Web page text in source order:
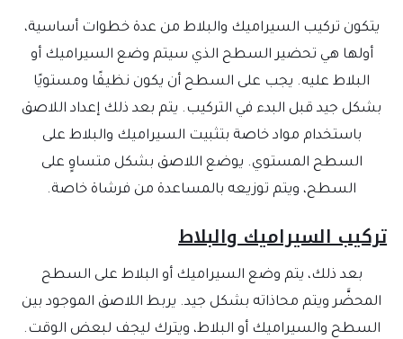
يتكون تركيب السيراميك والبلاط من عدة خطوات أساسية،
أولها هي تحضير السطح الذي سيتم وضع السيراميك أو
البلاط عليه. يجب على السطح أن يكون نظيفًا ومستويًا
بشكل جيد قبل البدء في التركيب. يتم بعد ذلك إعداد اللاصق
باستخدام مواد خاصة بتثبيت السيراميك والبلاط على
السطح المستوي. يوضع اللاصق بشكل متساوٍ على
السطح، ويتم توزيعه بالمساعدة من فرشاة خاصة.
السيراميك والبلاط
بعد ذلك، يتم وضع السيراميك أو البلاط على السطح
المحضَّر ويتم محاذاته بشكل جيد. يربط اللاصق الموجود بين
السطح والسيراميك أو البلاط، ويترك ليجف لبعض الوقت.